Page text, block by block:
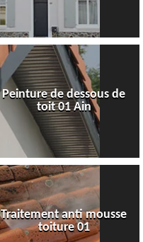
Peinture de dessous de
toit 01 Ain
Traitement anti mousse
toiture 01